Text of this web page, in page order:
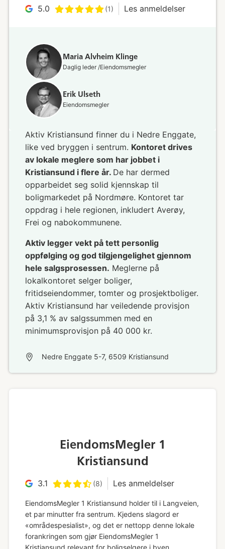
5.0 (1) Les anmeldelser
Maria Alvheim Klinge
Daglig leder /Eiendomsmegler
Erik Ulseth
Eiendomsmegler
Aktiv Kristiansund finner du i Nedre Enggate,
like ved bryggen i sentrum. Kontoret drives
av lokale meglere som har jobbet i
Kristiansund i flere år. De har dermed
opparbeidet seg solid kjennskap til
boligmarkedet på Nordmøre. Kontoret tar
oppdrag i hele regionen, inkludert Averøy,
Frei og nabokommunene.
Aktiv legger vekt på tett personlig
oppfølging og god tilgjengelighet gjennom
hele salgsprosessen. Meglerne på
lokalkontoret selger boliger,
fritidseiendommer, tomter og prosjektboliger.
Aktiv Kristiansund har veiledende provisjon
på 3,1 % av salgssummen med en
minimumsprovisjon på 40 000 kr.
Nedre Enggate 5-7, 6509 Kristiansund
EiendomsMegler 1
Kristiansund
3.1 (8) Les anmeldelser
EiendomsMegler 1 Kristiansund holder til i Langveien,
et par minutter fra sentrum. Kjedens slagord er
«områdespesialist», og det er nettopp denne lokale
forankringen som gjør EiendomsMegler 1